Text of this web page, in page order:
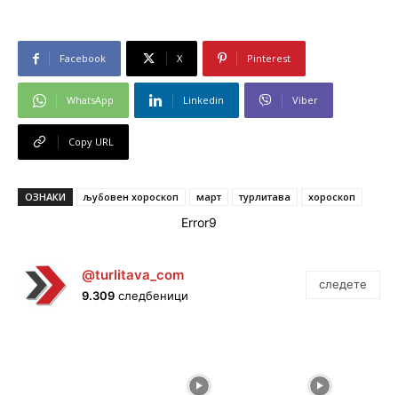
Facebook X Pinterest
WhatsApp Linkedin Viber
Copy URL
ОЗНАКИ љубовен хороскоп март турлитава хороскоп
Error9
@turlitava_com
9.309 следбеници
следете